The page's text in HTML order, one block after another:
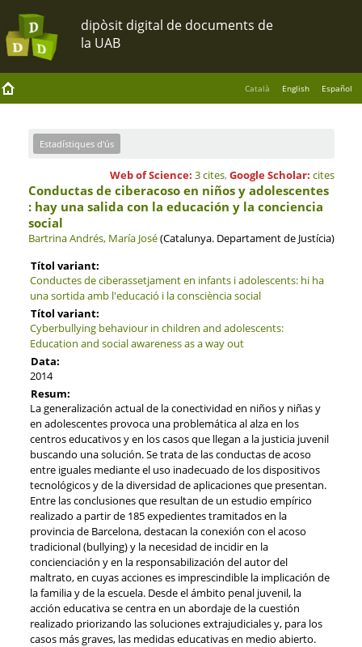
Català English Español
Estadístiques d'ús
Web of Science: 3 cites, Google Scholar: cites
Conductas de ciberacoso en niños y adolescentes
: hay una salida con la educación y la conciencia
social
Bartrina Andrés, María José(Catalunya. Departament de Justícia)
Títol variant:
Conductes de ciberassetjament en infants i adolescents: hi ha
una sortida amb l'educació i la consciència social
Títol variant:
Cyberbullying behaviour in children and adolescents:
Education and social awareness as a way out
Data:
2014
Resum:
La generalización actual de la conectividad en niños y niñas y
en adolescentes provoca una problemática al alza en los
centros educativos y en los casos que llegan a la justicia juvenil
buscando una solución. Se trata de las conductas de acoso
entre iguales mediante el uso inadecuado de los dispositivos
tecnológicos y de la diversidad de aplicaciones que presentan.
Entre las conclusiones que resultan de un estudio empírico
realizado a partir de 185 expedientes tramitados en la
provincia de Barcelona, destacan la conexión con el acoso
tradicional (bullying) y la necesidad de incidir en la
concienciación y en la responsabilización del autor del
maltrato, en cuyas acciones es imprescindible la implicación de
la familia y de la escuela. Desde el ámbito penal juvenil, la
acción educativa se centra en un abordaje de la cuestión
realizado priorizando las soluciones extrajudiciales y, para los
casos más graves, las medidas educativas en medio abierto.